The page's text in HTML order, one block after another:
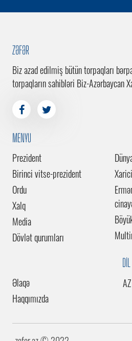
ZƏFƏR
Biz azad edilmiş bütün torpaqları
torpaqların sahibləri Biz-Azərbaycan
MENYU
Prezident
Birinci vitse-prezident
Ordu
Xalq
Media
Dövlət qurumları
Əlaqə
Haqqımızda
DİL
AZ